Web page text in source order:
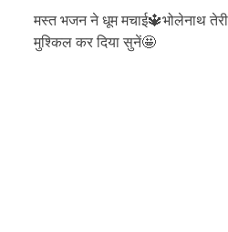
मस्त भजन ने धूम मचाई🔱भोलेनाथ तेरी
मुश्किल कर दिया सुनें🤩